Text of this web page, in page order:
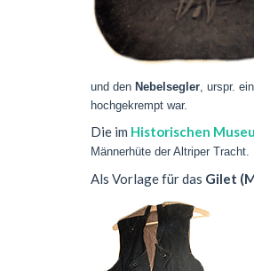
und den Nebelsegler , urspr.
hochgekrempt war.
Die im Historischen
Männerhüte der Altriper Tracht.
Als Vorlage für das Gilet